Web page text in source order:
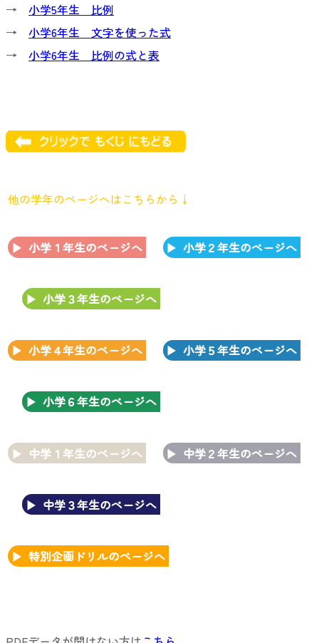
→ 小学5年生 比例
→ 小学6年生 文字を使った式
→ 小学6年生 比例の式と表
他の学年のページへはこちらから↓
小学１年生のページへ 小学２年生のページへ
小学３年生のページへ
小学４年生のページへ 小学５年生のページへ
小学６年生のページへ
中学１年生のページへ 中学２年生のページへ
中学３年生のページへ
特別企画ドリルのページへ